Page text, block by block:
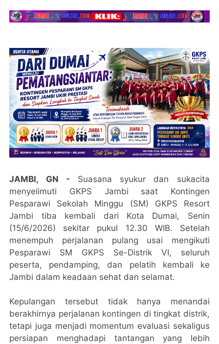
JAMBI, GN - Suasana syukur dan sukacita
menyelimuti GKPS Jambi saat Kontingen
Pesparawi Sekolah Minggu (SM) GKPS Resort
Jambi tiba kembali dari Kota Dumai, Senin
(15/6/2026) sekitar pukul 12.30 WIB. Setelah
menempuh perjalanan pulang usai mengikuti
Pesparawi SM GKPS Se-Distrik VI, seluruh
peserta, pendamping, dan pelatih kembali ke
Jambi dalam keadaan sehat dan selamat.
Kepulangan tersebut tidak hanya menandai
berakhirnya perjalanan kontingen di tingkat distrik,
tetapi juga menjadi momentum evaluasi sekaligus
persiapan menghadapi tantangan yang lebih